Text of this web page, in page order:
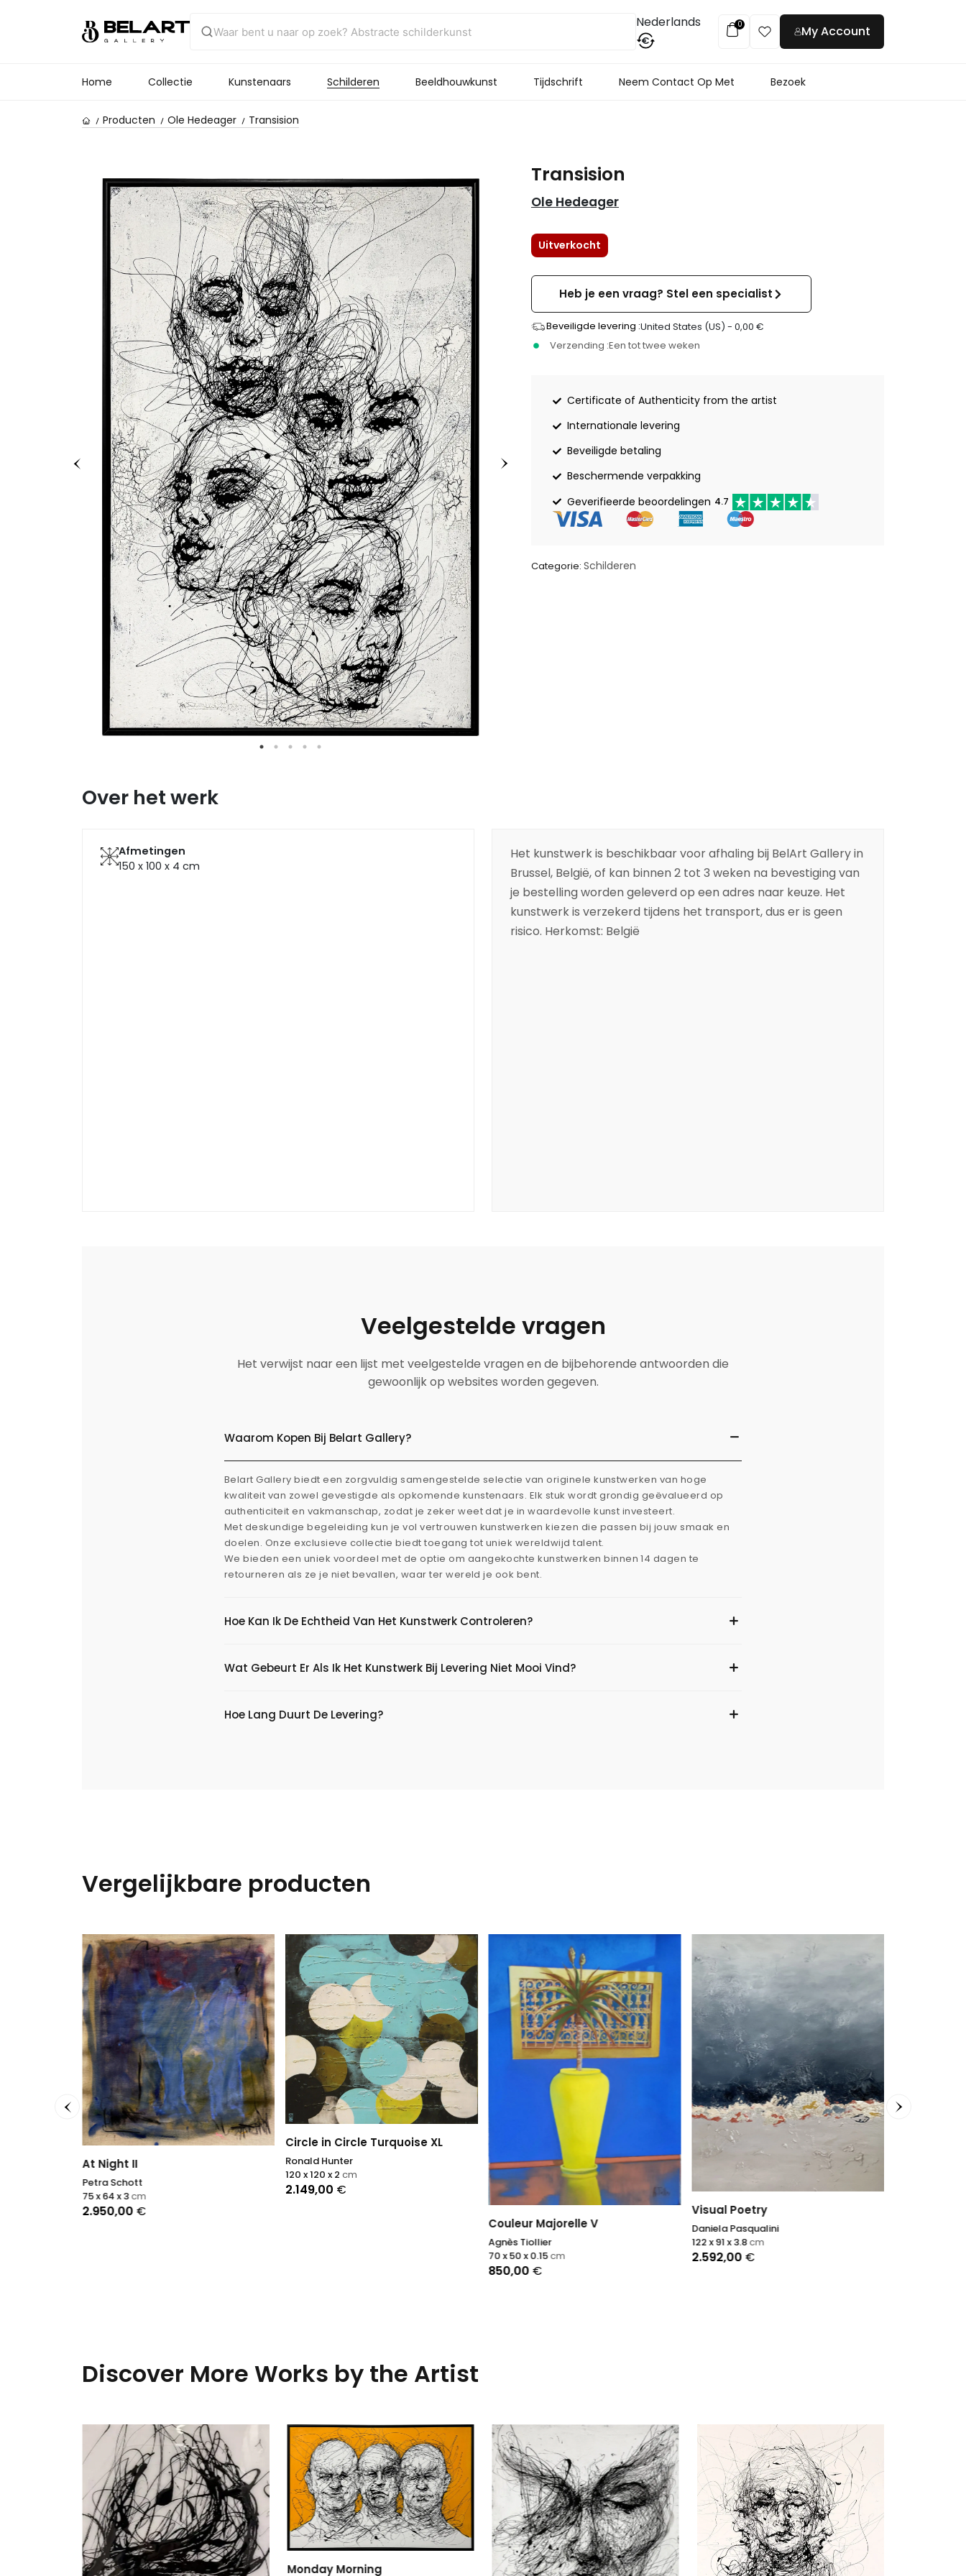
Nederlands
€
0 My Account
Home Collectie Kunstenaars Schilderen Beeldhouwkunst Tijdschrift Neem Contact Op Met Bezoek
Producten Ole Hedeager Transision
Transision
Ole Hedeager
Uitverkocht
Heb je een vraag? Stel een specialist
Beveiligde levering :United States (US) -0,00€
Verzending :Een tot twee weken
Certificate of Authenticity from the artist
Internationale levering
Beveiligde betaling
Beschermende verpakking
Geverifieerde beoordelingen 4.7
Categorie: Schilderen
Over het werk
Afmetingen
150 x 100 x 4 cm
Het kunstwerk is beschikbaar voor afhaling bij BelArt Gallery in
Brussel, België, of kan binnen 2 tot 3 weken na bevestiging van
je bestelling worden geleverd op een adres naar keuze. Het
kunstwerk is verzekerd tijdens het transport, dus er is geen
risico. Herkomst: België
Veelgestelde vragen
Het verwijst naar een lijst met veelgestelde vragen en de bijbehorende antwoorden die
gewoonlijk op websites worden gegeven.
Waarom Kopen Bij Belart Gallery?
Belart Gallery biedt een zorgvuldig samengestelde selectie van originele kunstwerken van hoge
kwaliteit van zowel gevestigde als opkomende kunstenaars. Elk stuk wordt grondig geëvalueerd op
authenticiteit en vakmanschap, zodat je zeker weet dat je in waardevolle kunst investeert.
Met deskundige begeleiding kun je vol vertrouwen kunstwerken kiezen die passen bij jouw smaak en
doelen. Onze exclusieve collectie biedt toegang tot uniek wereldwijd talent.
We bieden een uniek voordeel met de optie om aangekochte kunstwerken binnen 14 dagen te
retourneren als ze je niet bevallen, waar ter wereld je ook bent.
Hoe Kan Ik De Echtheid Van Het Kunstwerk Controleren?
Wat Gebeurt Er Als Ik Het Kunstwerk Bij Levering Niet Mooi Vind?
Hoe Lang Duurt De Levering?
Vergelijkbare producten
At Night II
Petra Schott
2.950,00 €
75 x 64 x 3cm
Circle in Circle Turquoise XL
Ronald Hunter
2.149,00 €
120 x 120 x 2 cm
Couleur Majorelle V
Agnès Tiollier
850,00 €
70 x 50 x 0.15cm
Visual Poetry
Daniela Pasqualini
2.592,00 €
122 x 91 x 3.8cm
Oltre il
Discover More Works by the Artist
Monday Morning